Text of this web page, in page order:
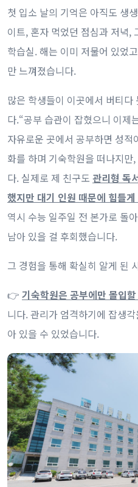
첫 입소 날의 기억은 아직도 생
이트, 혼자 먹었던 점심과 저녁,
학습실. 해는 이미 저물어 있었
만 느껴졌습니다.
많은 학생들이 이곳에서 버티
다.“공부 습관이 잡혔으니 이제
자유로운 곳에서 공부하면 성적
화를 하며 기숙학원을 떠나지
다. 실제로 제 친구도 관리형 독
했지만 대기 인원 때문에 힘들
역시 수능 일주일 전 본가로 돌
남아 있을 걸 후회했습니다.
그 경험을 통해 확실히 알게 된
👉 기숙학원은 공부에만 몰입
니다. 관리가 엄격하기에 잡생
아 있을 수 있었습니다.